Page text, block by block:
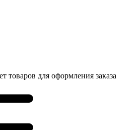
товаров для оформления заказа